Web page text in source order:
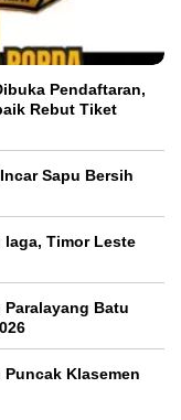
Pendaftaran,
Rebut Tiket
Sapu Bersih
Timor Leste
Batu
Puncak Klasemen